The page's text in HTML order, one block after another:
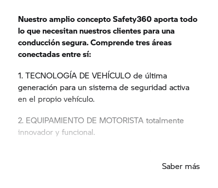
Nuestro amplio concepto Safety360 aporta todo
lo que necesitan nuestros clientes para una
conducción segura. Comprende tres áreas
conectadas entre sí:
1. TECNOLOGÍA DE VEHÍCULO de última
generación para un sistema de seguridad activa
en el propio vehículo.
2. EQUIPAMIENTO DE MOTORISTA totalmente
innovador y funcional.
Saber más